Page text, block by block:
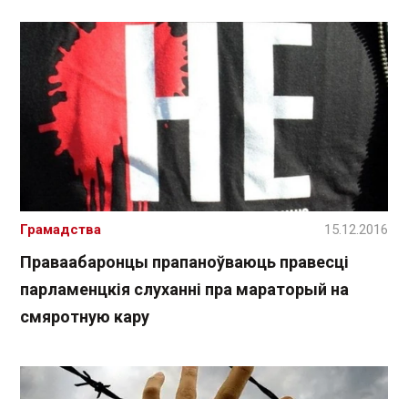
Праваабаронцы прапаноўваюць правесці
парламенцкія слуханні пра мараторый на
смяротную кару
Грамадства 15.12.2016